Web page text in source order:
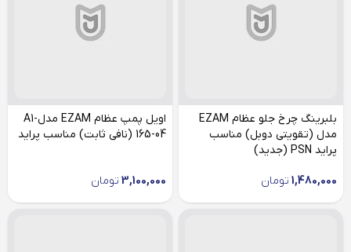
بلبرینگ چرخ جلو عظام EZAM
مدل (تقویتی دوبل) مناسب
پراید PSN (جدید)
1,480,000 تومان
اویل پمپ عظام EZAM مدلA1-
165-04 (نافی ثابت) مناسب پراید
3,100,000 تومان